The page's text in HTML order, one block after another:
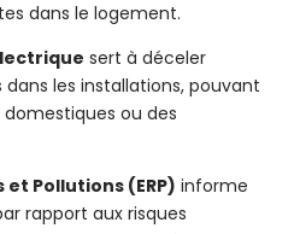
dans le logement.
sert à déceler
dans les installations, pouvant
ou des
et Pollutions (ERP) informe
rapport aux risques